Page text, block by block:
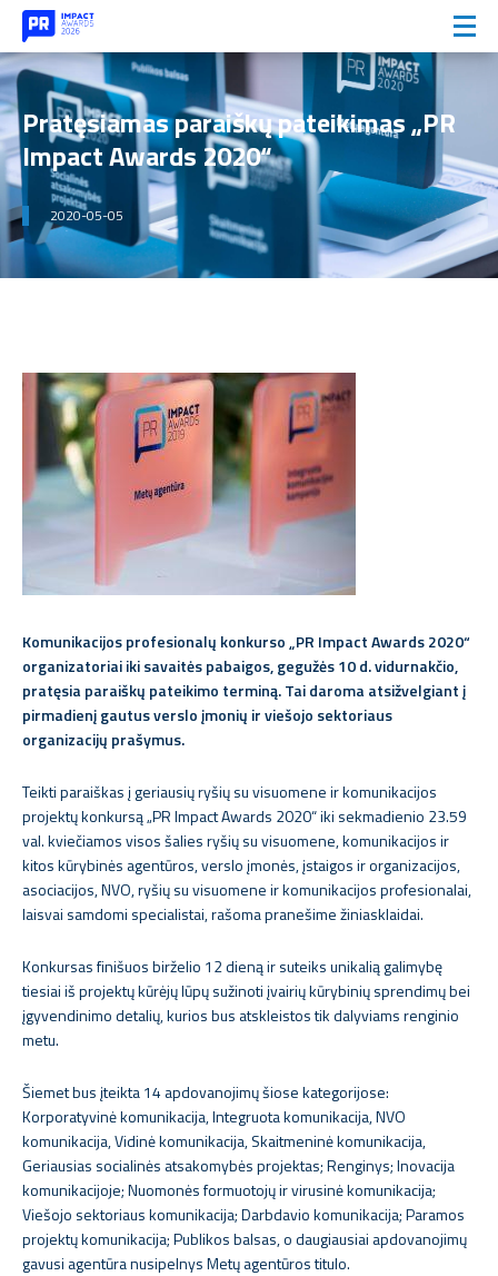
Pratęsiamas paraiškų pateikimas „PR
Impact Awards 2020“
2020-05-05
Komunikacijos profesionalų konkurso „PR Impact Awards 2020“
organizatoriai iki savaitės pabaigos, gegužės 10 d. vidurnakčio,
pratęsia paraiškų pateikimo terminą. Tai daroma atsižvelgiant į
pirmadienį gautus verslo įmonių ir viešojo sektoriaus
organizacijų prašymus.
Teikti paraiškas į geriausių ryšių su visuomene ir komunikacijos
projektų konkursą „PR Impact Awards 2020“ iki sekmadienio 23.59
val. kviečiamos visos šalies ryšių su visuomene, komunikacijos ir
kitos kūrybinės agentūros, verslo įmonės, įstaigos ir organizacijos,
asociacijos, NVO, ryšių su visuomene ir komunikacijos profesionalai,
laisvai samdomi specialistai, rašoma pranešime žiniasklaidai.
Konkursas finišuos birželio 12 dieną ir suteiks unikalią galimybę
tiesiai iš projektų kūrėjų lūpų sužinoti įvairių kūrybinių sprendimų bei
įgyvendinimo detalių, kurios bus atskleistos tik dalyviams renginio
metu.
Šiemet bus įteikta 14 apdovanojimų šiose kategorijose:
Korporatyvinė komunikacija, Integruota komunikacija, NVO
komunikacija, Vidinė komunikacija, Skaitmeninė komunikacija,
Geriausias socialinės atsakomybės projektas; Renginys; Inovacija
komunikacijoje; Nuomonės formuotojų ir virusinė komunikacija;
Viešojo sektoriaus komunikacija; Darbdavio komunikacija; Paramos
projektų komunikacija; Publikos balsas, o daugiausiai apdovanojimų
gavusi agentūra nusipelnys Metų agentūros titulo.